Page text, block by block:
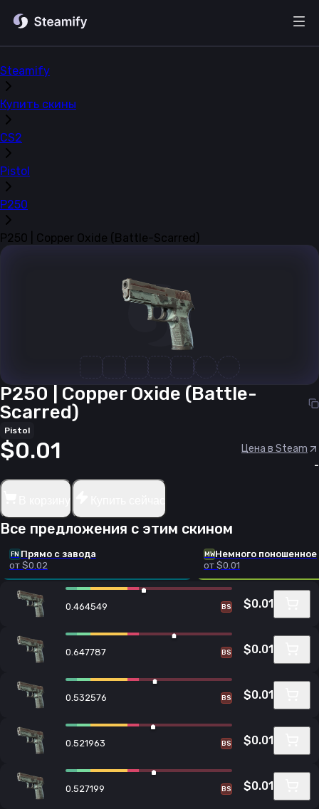
Steamify
Купить скины
CS2
Pistol
P250
P250 | Copper Oxide (Battle-Scarred)
P250 | Copper Oxide (Battle-
Scarred)
Pistol
$0.01
Цена в Steam
-
Все предложения с этим скином
FN Прямо с завода
от $0.02
MWНемного поношенное
от $0.01
0.464549 BS $0.01
0.647787 BS $0.01
0.532576 BS $0.01
0.521963 BS $0.01
0.527199 BS $0.01